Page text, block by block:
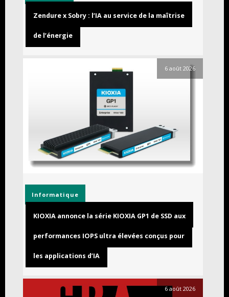
Zendure x Sobry : l’IA au service de la maîtrise
de l’énergie
6 août 2026
Informatique
KIOXIA annonce la série KIOXIA GP1 de SSD aux
performances IOPS ultra élevées conçus pour
les applications d’IA
6 août 2026